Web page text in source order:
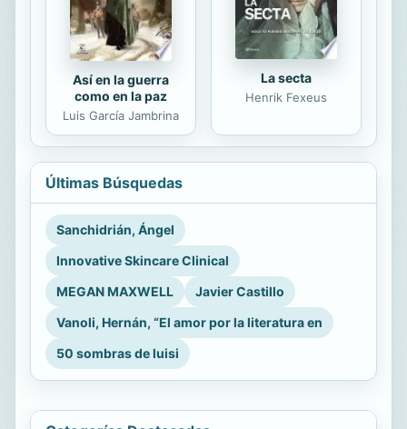
Así en la guerra
como en la paz
Luis García Jambrina
La secta
Henrik Fexeus
Últimas Búsquedas
Sanchidrián, Ángel
Innovative Skincare Clinical
MEGAN MAXWELL
Javier Castillo
Vanoli, Hernán, “El amor por la literatura en
50 sombras de luisi